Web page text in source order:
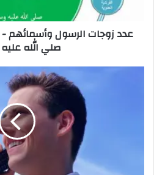
عدد زوجات الرسول وأسمائهم
صلي الله